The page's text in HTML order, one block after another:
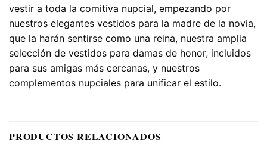
vestir a toda la comitiva nupcial, empezando por
nuestros elegantes vestidos para la madre de la novia,
que la harán sentirse como una reina, nuestra amplia
selección de vestidos para damas de honor, incluidos
para sus amigas más cercanas, y nuestros
complementos nupciales para unificar el estilo.
PRODUCTOS RELACIONADOS